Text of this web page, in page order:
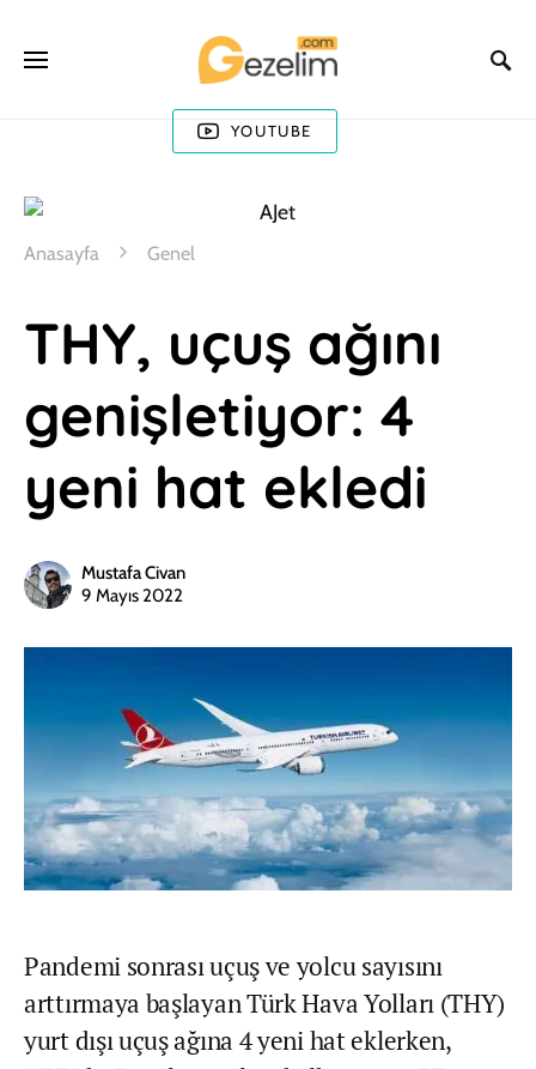
YOUTUBE
Anasayfa Genel
THY, uçuş ağını
genişletiyor: 4
yeni hat ekledi
Mustafa Civan
9 Mayıs 2022
Pandemi sonrası uçuş ve yolcu sayısını
arttırmaya başlayan Türk Hava Yolları (THY)
yurt dışı uçuş ağına 4 yeni hat eklerken,